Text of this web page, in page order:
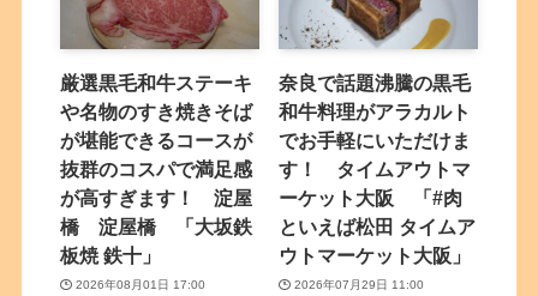
厳選黒毛和牛ステーキ
や名物のすき焼きそば
が堪能できるコースが
抜群のコスパで満足感
が高すぎます！ 淀屋
橋 淀屋橋 「大坂鉄
板焼 鉄十」
2026年08月01日 17:00
奈良で話題沸騰の黒毛
和牛料理がアラカルト
でお手軽にいただけま
す！ タイムアウトマ
ーケット大阪 「#肉
といえば松田 タイムア
ウトマーケット大阪」
2026年07月29日 11:00